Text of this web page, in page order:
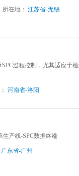
所在地： 江苏省-无锡
过程控制，尤其适应于
河南省-洛阳
生产线-SPC数据终端
广东省-广州